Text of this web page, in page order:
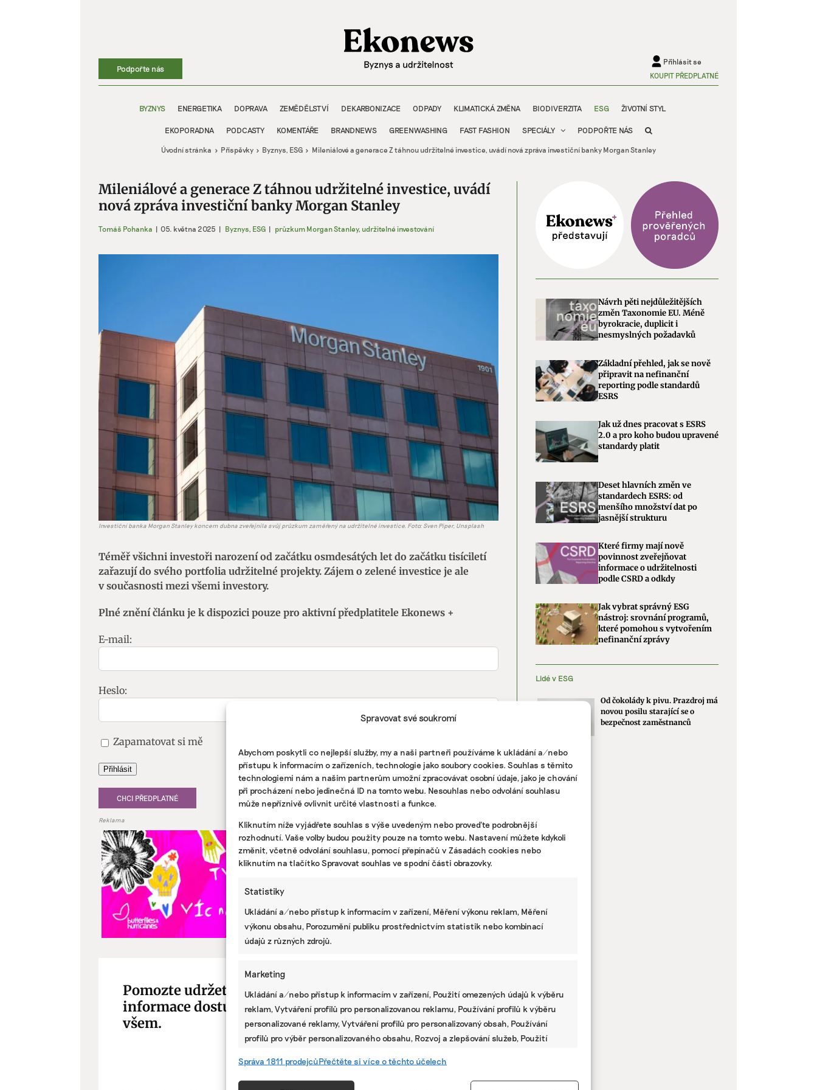
Spravovat své soukromí
Abychom poskytli co nejlepší služby, my a naši partneři používáme k ukládání a/nebo
přístupu k informacím o zařízeních, technologie jako soubory cookies. Souhlas s těmito
technologiemi nám a našim partnerům umožní zpracovávat osobní údaje, jako je chování
při procházení nebo jedinečná ID na tomto webu. Nesouhlas nebo odvolání souhlasu
může nepříznivě ovlivnit určité vlastnosti a funkce.
Kliknutím níže vyjádřete souhlas s výše uvedeným nebo proveďte podrobnější
rozhodnutí. Vaše volby budou použity pouze na tomto webu. Nastavení můžete kdykoli
změnit, včetně odvolání souhlasu, pomocí přepínačů v Zásadách cookies nebo
kliknutím na tlačítko Spravovat souhlas ve spodní části obrazovky.
Statistiky
Ukládání a/nebo přístup k informacím v zařízení, Měření výkonu reklam, Měření
výkonu obsahu, Porozumění publiku prostřednictvím statistik nebo kombinací
údajů z různých zdrojů.
Marketing
Ukládání a/nebo přístup k informacím v zařízení, Použití omezených údajů k výběru
reklam, Vytváření profilů pro personalizovanou reklamu, Používání profilů k výběru
personalizované reklamy, Vytváření profilů pro personalizovaný obsah, Používání
profilů pro výběr personalizovaného obsahu, Rozvoj a zlepšování služeb, Použití
Správa 1811 prodejcůPřečtěte si více o těchto účelech
Podpořte nás
Přihlásit se
KOUPIT PŘEDPLATNÉ
BYZNYS ENERGETIKA DOPRAVA ZEMĚDĚLSTVÍ DEKARBONIZACE ODPADY KLIMATICKÁ ZMĚNA BIODIVERZITA ESG ŽIVOTNÍ STYL
EKOPORADNA PODCASTY KOMENTÁŘE BRANDNEWS GREENWASHING FAST FASHION SPECIÁLY PODPOŘTE NÁS
Úvodní stránka Příspěvky Byznys ESG Mileniálové a generace Z táhnou udržitelné investice, uvádí nová zpráva investiční banky Morgan Stanley
Mileniálové a generace Z táhnou udržitelné investice, uvádí
nová zpráva investiční banky Morgan Stanley
Tomáš Pohanka | 05. května 2025 | Byznys, ESG | průzkum Morgan Stanley, udržitelné investování
Investiční banka Morgan Stanley koncem dubna zveřejnila svůj průzkum zaměřený na udržitelné investice. Foto: Sven Piper, Unsplash
Téměř všichni investoři narození od začátku osmdesátých let do začátku tisíciletí
zařazují do svého portfolia udržitelné projekty. Zájem o zelené investice je ale
v současnosti mezi všemi investory.
Plné znění článku je k dispozici pouze pro aktivní předplatitele Ekonews +
E-mail:
Heslo:
Zapamatovat si mě
Přihlásit
CHCI PŘEDPLATNÉ
Reklama
Pomozte udržet důležité
informace dostupné
všem.
Návrh pěti nejdůležitějších
změn Taxonomie EU. Méně
byrokracie, duplicit i
nesmyslných požadavků
Základní přehled, jak se nově
připravit na nefinanční
reporting podle standardů
ESRS
Jak už dnes pracovat s ESRS
2.0 a pro koho budou upravené
standardy platit
Deset hlavních změn ve
standardech ESRS: od
menšího množství dat po
jasnější strukturu
Které firmy mají nově
povinnost zveřejňovat
informace o udržitelnosti
podle CSRD a odkdy
Jak vybrat správný ESG
nástroj: srovnání programů,
které pomohou s vytvořením
nefinanční zprávy
Lidé v ESG
Od čokolády k pivu. Prazdroj má
novou posilu starající se o
bezpečnost zaměstnanců